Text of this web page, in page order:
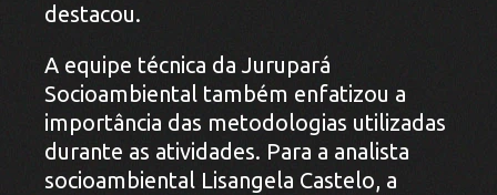
destacou.
A equipe técnica da Jurupará
Socioambiental também enfatizou a
importância das metodologias utilizadas
durante as atividades. Para a analista
socioambiental Lisangela Castelo, a